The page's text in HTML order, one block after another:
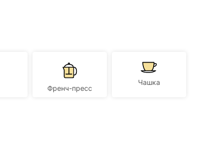
Френч-пресс
Чашка